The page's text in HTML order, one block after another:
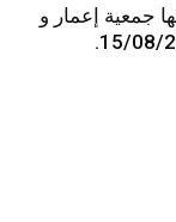
جمعية إعمار و